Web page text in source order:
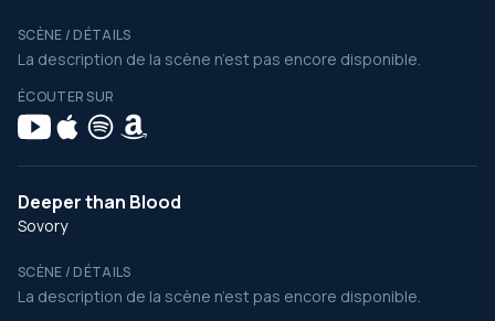
SCÈNE / DÉTAILS
La description de la scène n’est pas encore disponible.
ÉCOUTER SUR
Deeper than Blood
Sovory
SCÈNE / DÉTAILS
La description de la scène n’est pas encore disponible.